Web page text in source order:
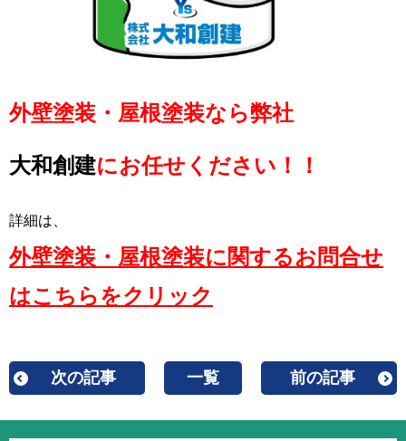
外壁塗装・屋根塗装なら弊社
大和創建にお任せください！！
詳細は、
外壁塗装・屋根塗装に関するお問合せ
はこちらをクリック
次の記事 一覧 前の記事